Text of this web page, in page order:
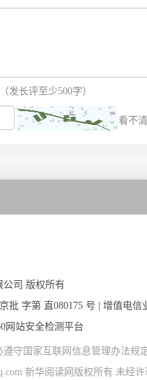
发长评至少500字）
看不
公司 版权所有
批 字第 直080175 号 | 增值电信
网站安全检测平台
守国家互联网信息管理办法
新华阅读网版权所有 未经